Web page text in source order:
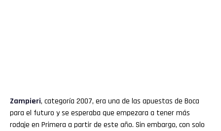
Zampieri, categoría 2007, era una de las apuestas de Boca
para el futuro y se esperaba que empezara a tener más
rodaje en Primera a partir de este año. Sin embargo, con solo